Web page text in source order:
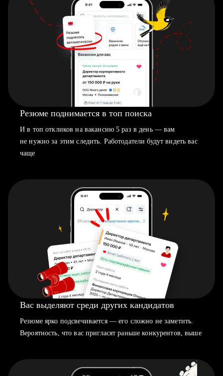
Резюме поднимается в топ поиска
И в топ откликов на вакансию 5 раз в день — вам
не нужно за этим следить. Работодатели будут видеть вас
чаще
Вас выделяют среди других кандидатов
Резюме ярко подсвечивается — его сложно не заметить.
Вероятность, что вас пригласят раньше конкурентов, выше